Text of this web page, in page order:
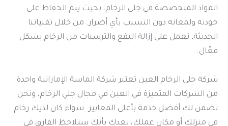
المواد المتخصصة في جلي الرخام، بحيث يتم الحفاظ على
جودته ولمعانه دون التسبب بأي أضرار. من خلال تقنياتنا
الحديثة، نعمل على إزالة البقع والترسبات من الرخام بشكل
فعّال.
شركة جلى الرخام العين تعتبر شركة الماسة الإماراتية واحدة
من الشركات المتميزة في العين في مجال جلي الرخام، ونحن
نضمن لك أفضل خدمة بأعلى المعايير. سواء كان لديك رخام
في منزلك أو مكان عملك، نعدك بأنك ستلاحظ الفارق في